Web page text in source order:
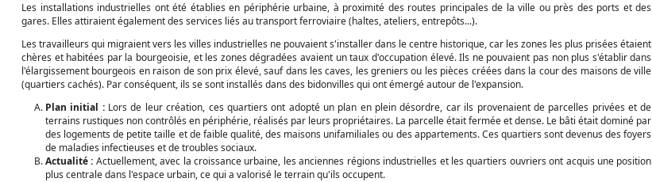
Les installations industrielles ont été établies en périphérie urbaine, à proximité des routes principales de la ville ou près des ports et des
gares. Elles attiraient également des services liés au transport ferroviaire (haltes, ateliers, entrepôts...).
Les travailleurs qui migraient vers les villes industrielles ne pouvaient s'installer dans le centre historique, car les zones les plus prisées étaient
chères et habitées par la bourgeoisie, et les zones dégradées avaient un taux d'occupation élevé. Ils ne pouvaient pas non plus s'établir dans
l'élargissement bourgeois en raison de son prix élevé, sauf dans les caves, les greniers ou les pièces créées dans la cour des maisons de ville
(quartiers cachés). Par conséquent, ils se sont installés dans des bidonvilles qui ont émergé autour de l'expansion.
Plan initial :Lors de leur création, ces quartiers ont adopté un plan en plein désordre, car ils provenaient de parcelles privées et de
terrains rustiques non contrôlés en périphérie, réalisés par leurs propriétaires. La parcelle était fermée et dense. Le bâti était dominé par
des logements de petite taille et de faible qualité, des maisons unifamiliales ou des appartements. Ces quartiers sont devenus des foyers
de maladies infectieuses et de troubles sociaux.
Actualité : Actuellement, avec la croissance urbaine, les anciennes régions industrielles et les quartiers ouvriers ont acquis une position
plus centrale dans l'espace urbain, ce qui a valorisé le terrain qu'ils occupent.